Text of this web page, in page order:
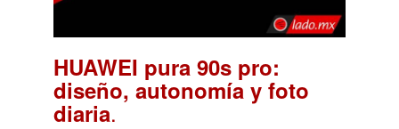
HUAWEI pura 90s pro:
diseño, autonomía y foto
diaria.